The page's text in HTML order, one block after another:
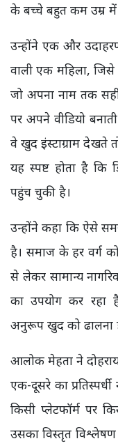
के बच्चे बहुत कम उम्र में
उन्होंने एक और
वाली एक महिला,
जो अपना नाम तक सही
पर अपने वीडियो
वे खुद इंस्टाग्राम देखते
यह स्पष्ट होता है
पहुंच चुकी है।
उन्होंने कहा कि ऐसे
है। समाज के हर वर्ग
से लेकर सामान्य
का उपयोग कर रहा
अनुरूप खुद को ढालना
आलोक मेहता ने
एक-दूसरे का
किसी प्लेटफॉर्म पर
उसका विस्तृत